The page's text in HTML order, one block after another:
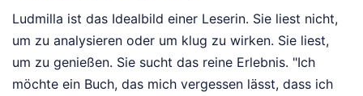
Ludmilla ist das Idealbild einer Leserin. Sie liest nicht,
um zu analysieren oder um klug zu wirken. Sie liest,
um zu genießen. Sie sucht das reine Erlebnis. "Ich
möchte ein Buch, das mich vergessen lässt, dass ich